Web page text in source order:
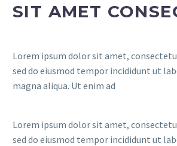
SIT AMET
Lorem ipsum dolor sit amet,
sed do eiusmod tempor incididunt ut
magna aliqua. Ut enim ad
Lorem ipsum dolor sit amet,
sed do eiusmod tempor incididunt ut